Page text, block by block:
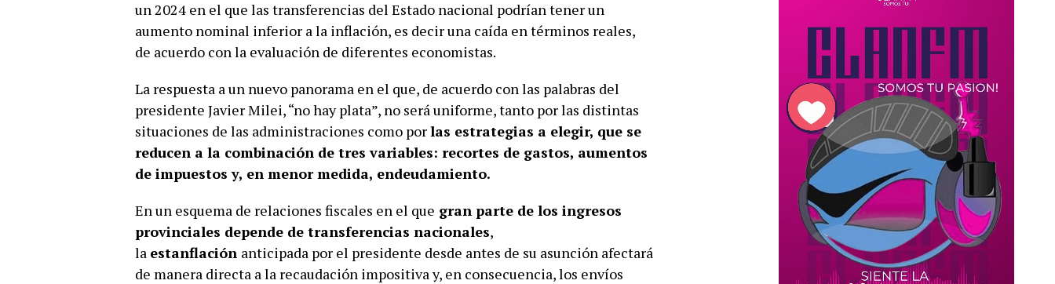
un 2024 en el que las transferencias del Estado nacional podrían tener un
aumento nominal inferior a la inflación, es decir una caída en términos reales,
de acuerdo con la evaluación de diferentes economistas.
La respuesta a un nuevo panorama en el que, de acuerdo con las palabras del
presidente Javier Milei, “no hay plata”, no será uniforme, tanto por las distintas
situaciones de las administraciones como porlas estrategias a elegir, que se
reducen a la combinación de tres variables: recortes de gastos, aumentos
de impuestos y, en menor medida, endeudamiento.
En un esquema de relaciones fiscales en el que gran parte de los ingresos
provinciales depende de transferencias nacionales,
la estanflación anticipada por el presidente desde antes de su asunción afectará
de manera directa a la recaudación impositiva y, en consecuencia, los envíos